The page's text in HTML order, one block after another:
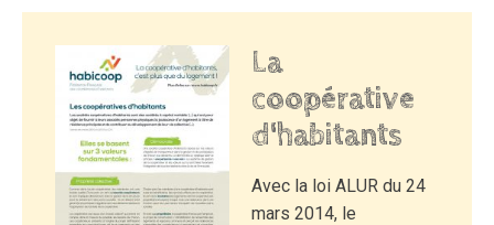
La
coopérative
d'habitants
Avec la loi ALUR du 24
mars 2014, le